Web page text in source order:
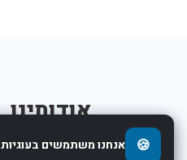
אודותינו
🍪 אנחנו משתמשים בעוגיות